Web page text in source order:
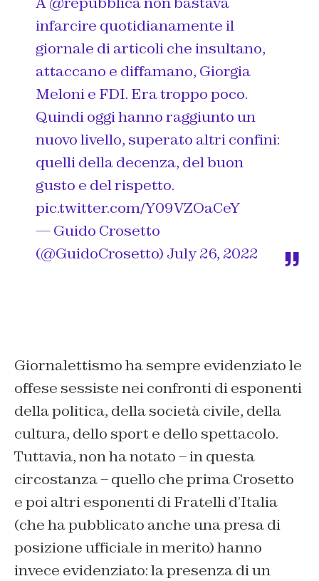
infarcire quotidianamente il
giornale di articoli che insultano,
attaccano e diffamano, Giorgia
Meloni e FDI. Era troppo poco.
Quindi oggi hanno raggiunto un
nuovo livello, superato altri confini:
quelli della decenza, del buon
gusto e del rispetto.
pic.twitter.com/Y09VZOaCeY
— Guido Crosetto
(@GuidoCrosetto) July 26, 2022
Giornalettismo ha sempre evidenziato le
offese sessiste nei confronti di esponenti
della politica, della società civile, della
cultura, dello sport e dello spettacolo.
Tuttavia, non ha notato – in questa
circostanza – quello che prima Crosetto
e poi altri esponenti di Fratelli d’Italia
(che ha pubblicato anche una presa di
posizione ufficiale in merito) hanno
invece evidenziato: la presenza di un